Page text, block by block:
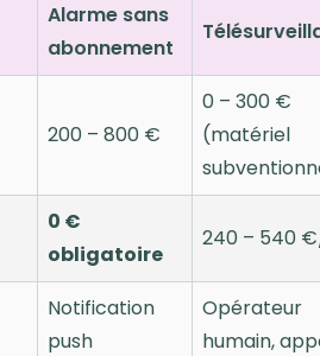
Alarme sans
abonnement
200 – 800 €
0 – 300 €
(matériel
0 €
obligatoire
240 – 540
Notification
push
Opérateur
humain,